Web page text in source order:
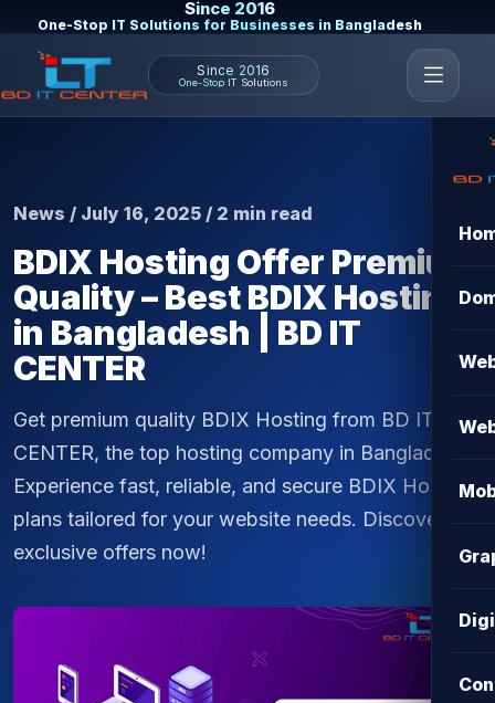
Since 2016
One-Stop IT Solutions for Businesses in Bangladesh
Since 2016
One-Stop IT Solutions
News / July 16, 2025 / 2 min read
BDIX Hosting Offer Premium
Quality – Best BDIX Hosting
in Bangladesh | BD IT
CENTER
Get premium quality BDIX Hosting from BD IT
CENTER, the top hosting company in Bangladesh.
Experience fast, reliable, and secure BDIX Hosting
plans tailored for your website needs. Discover
exclusive offers now!